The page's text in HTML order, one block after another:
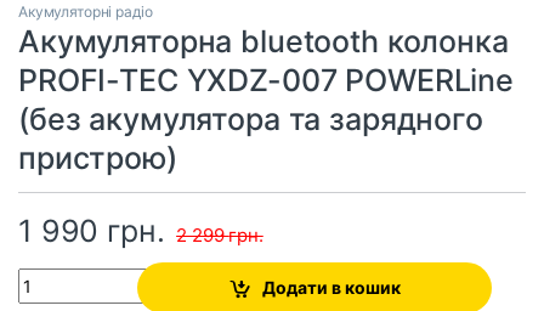
Акумуляторні радіо
Акумуляторна bluetooth колонка
PROFI-TEC YXDZ-007 POWERLine
(без акумулятора та зарядного
пристрою)
1 990 грн. 2 299грн.
Quantity
Додати в кошик